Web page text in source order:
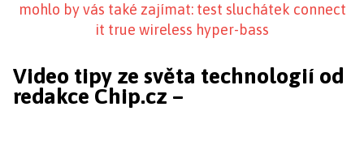
mohlo by vás také zajímat: test sluchátek connect
it true wireless hyper-bass
Video tipy ze světa technologií od
redakce Chip.cz –